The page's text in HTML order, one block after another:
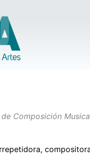
de Composición
,